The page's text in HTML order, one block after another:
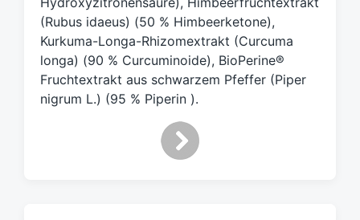
(Rubus idaeus) (50 % Himbeerketone),
Kurkuma-Longa-Rhizomextrakt (Curcuma
longa) (90 % Curcuminoide), BioPerine®
Fruchtextrakt aus schwarzem Pfeffer (Piper
nigrum L.) (95 % Piperin ).